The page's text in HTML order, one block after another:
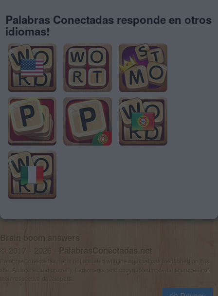
Palabras Conectadas responde en otros
idiomas!
Brain boom answers
© 2017 - 2026 · PalabrasConectadas.net
PalabrasConectadas.net is not affiliated with the applications mentioned on this
site. All intellectual property, trademarks, and copyrighted material is property of